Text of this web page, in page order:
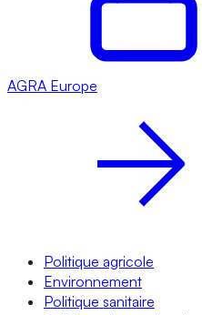
AGRA Europe
Politique agricole
Environnement
Politique sanitaire